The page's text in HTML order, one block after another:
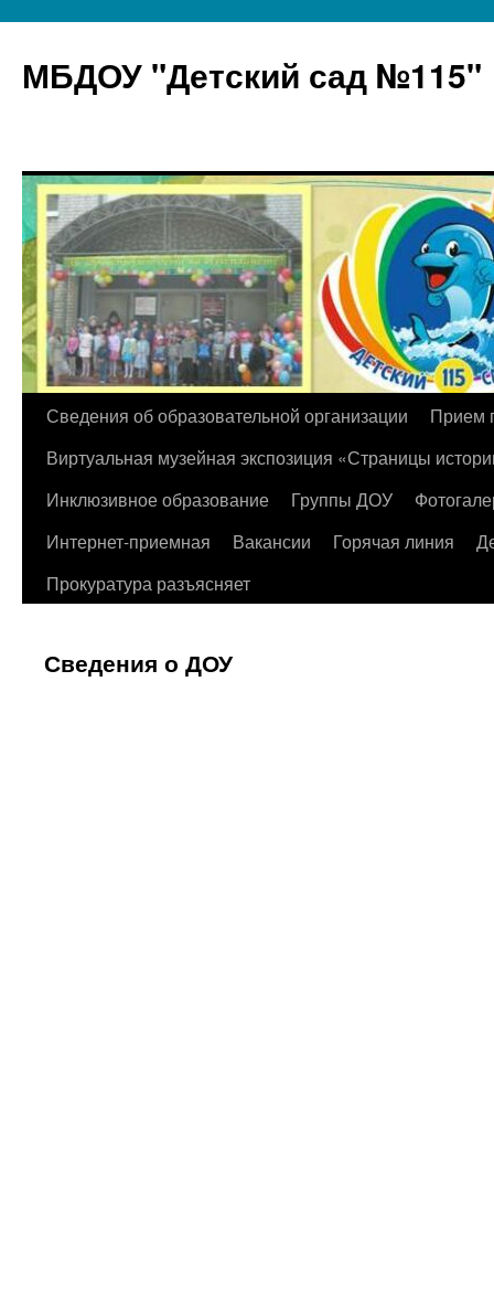
МБДОУ "Детский сад №115"
Перейти
содержимому
Сведения об образовательной организации
Прием
Виртуальная музейная экспозиция «Страницы
Инклюзивное образование
Группы ДОУ
Интернет-приемная
Вакансии Горячая линия
Прокуратура разъясняет
Сведения о ДОУ